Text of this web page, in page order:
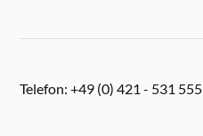
Telefon: +49 (0) 421 - 531 555